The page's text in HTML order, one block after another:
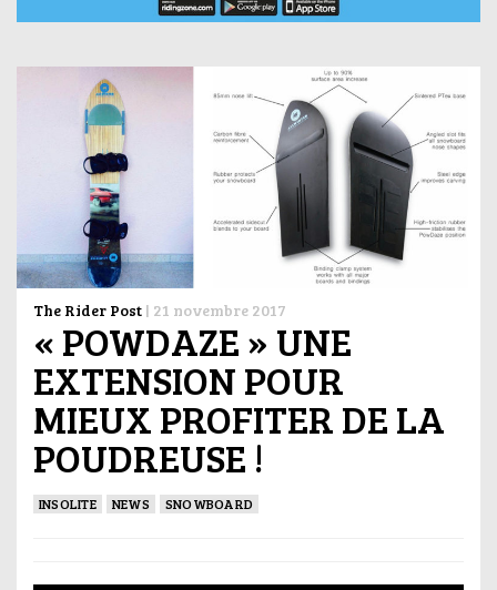
The Rider Post | 21 novembre 2017
« POWDAZE » UNE
EXTENSION POUR
MIEUX PROFITER DE LA
POUDREUSE !
INSOLITE NEWS SNOWBOARD